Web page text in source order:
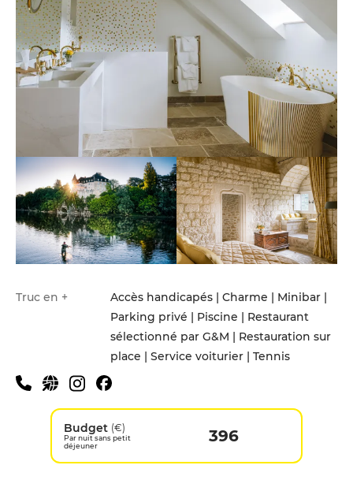
Truc en +
Accès handicapés | Charme | Minibar |
Parking privé | Piscine | Restaurant
sélectionné par G&M | Restauration sur
place | Service voiturier | Tennis
Budget (€)
Par nuit sans petit
déjeuner
396